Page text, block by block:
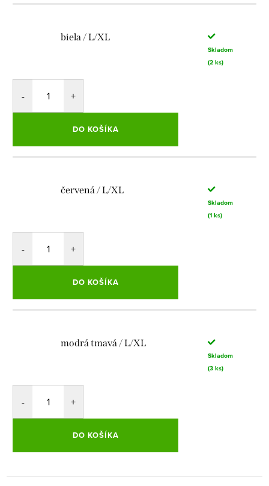
biela / L/XL
Skladom
(2 ks)
DO KOŠÍKA
červená / L/XL
Skladom
(1 ks)
DO KOŠÍKA
modrá tmavá / L/XL
Skladom
(3 ks)
DO KOŠÍKA